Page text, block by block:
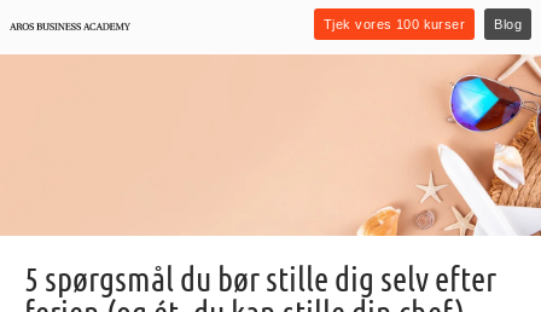
Tjek vores 100 kurser Blog
5 spørgsmål du bør stille dig selv efter